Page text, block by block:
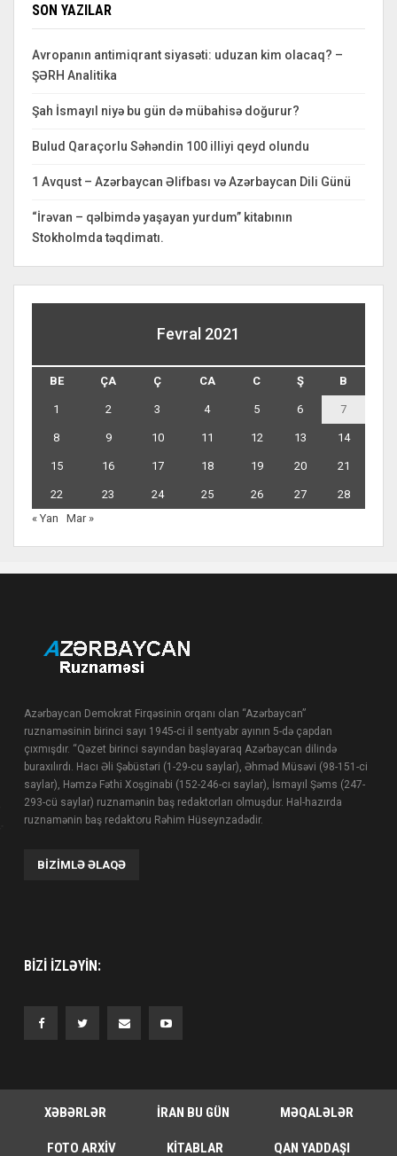
SON YAZILAR
Avropanın antimiqrant siyasəti: uduzan kim olacaq? –
ŞƏRH Analitika
Şah İsmayıl niyə bu gün də mübahisə doğurur?
Bulud Qaraçorlu Səhəndin 100 illiyi qeyd olundu
1 Avqust – Azərbaycan Əlifbası və Azərbaycan Dili Günü
“İrəvan – qəlbimdə yaşayan yurdum” kitabının
Stokholmda təqdimatı.
Fevral 2021
BE ÇA Ç CA C Ş B
1 2 3 4 5 6 7
8 9 10 11 12 13 14
15 16 17 18 19 20 21
22 23 24 25 26 27
28
« Yan
Mar »
Azərbaycan Demokrat Firqəsinin orqanı olan “Azərbaycan”
ruznaməsinin birinci sayı 1945-ci il sentyabr ayının 5-də çapdan
çıxmışdır. “Qəzet birinci sayından başlayaraq Azərbaycan dilində
buraxılırdı. Hacı Əli Şəbüstəri (1-29-cu saylar), Əhməd Müsəvi (98-151-ci
saylar), Həmzə Fəthi Xoşginabi (152-246-cı saylar), İsmayıl Şəms (247-
293-cü saylar) ruznamənin baş redaktorları olmuşdur. Hal-hazırda
ruznamənin baş redaktoru Rəhim Hüseynzadədir.
BIZIMLƏ ƏLAQƏ
BIZI IZLƏYIN:
XƏBƏRLƏR İRAN BU GÜN MƏQALƏLƏR
FOTO ARXIV KITABLAR QAN YADDAŞI